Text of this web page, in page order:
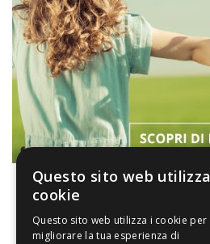
La nostra convenienza
Questo sito web utilizza
cookie
Questo sito web utilizza i cookie per
migliorare la tua esperienza di